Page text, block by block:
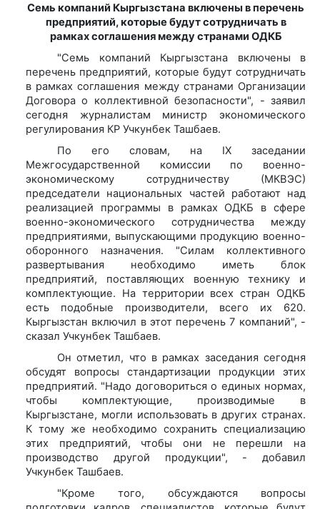
Семь компаний Кыргызстана включены в перечень
предприятий, которые будут сотрудничать в
рамках соглашения между странами ОДКБ
"Семь компаний Кыргызстана включены в
перечень предприятий, которые будут сотрудничать
в рамках соглашения между странами Организации
Договора о коллективной безопасности", - заявил
сегодня журналистам министр экономического
регулирования КР Учкунбек Ташбаев.
По его словам, на IX заседании
Межгосударственной комиссии по военно-
экономическому сотрудничеству (МКВЭС)
председатели национальных частей работают над
реализацией программы в рамках ОДКБ в сфере
военно-экономического сотрудничества между
предприятиями, выпускающими продукцию военно-
оборонного назначения. "Силам коллективного
развертывания необходимо иметь блок
предприятий, поставляющих военную технику и
комплектующие. На территории всех стран ОДКБ
есть подобные производители, всего их 620.
Кыргызстан включил в этот перечень 7 компаний", -
сказал Учкунбек Ташбаев.
Он отметил, что в рамках заседания сегодня
обсудят вопросы стандартизации продукции этих
предприятий. "Надо договориться о единых нормах,
чтобы комплектующие, производимые в
Кыргызстане, могли использовать в других странах.
К тому же необходимо сохранить специализацию
этих предприятий, чтобы они не перешли на
производство другой продукции", - добавил
Учкунбек Ташбаев.
"Кроме того, обсуждаются вопросы